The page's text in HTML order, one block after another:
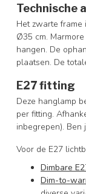
Technische
Het zwarte
Ø35 cm.
hangen. De
plaatsen. De
E27 fitting
Deze hanglamp
per fitting.
inbegrepen). Ben
Voor de E27
Dimbare
Dim-to-